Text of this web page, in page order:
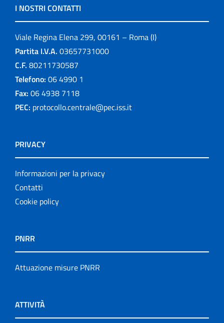
I NOSTRI CONTATTI
Viale Regina Elena 299, 00161 – Roma (I)
Partita I.V.A. 03657731000
C.F. 80211730587
Telefono: 06 4990 1
Fax: 06 4938 7118
PEC: protocollo.centrale@pec.iss.it
PRIVACY
Informazioni per la privacy
Contatti
Cookie policy
PNRR
Attuazione misure PNRR
ATTIVITÀ